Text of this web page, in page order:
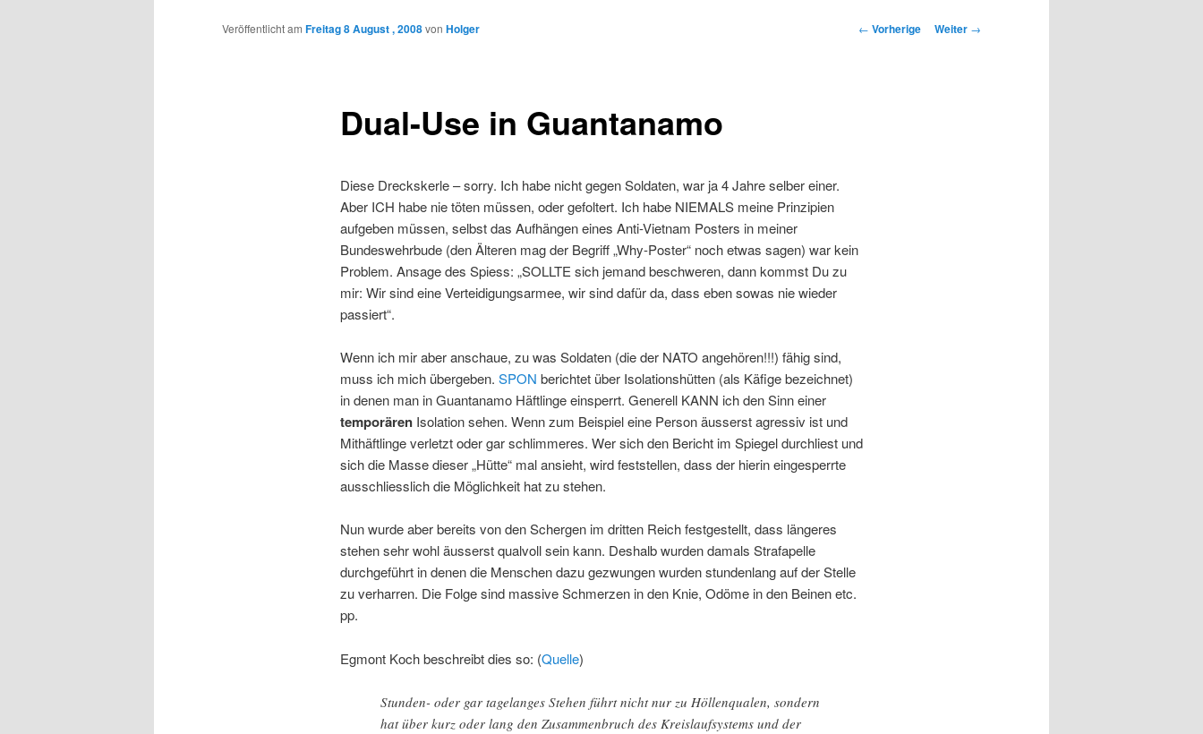
Inhalt
Beitrags-
← Vorherige Weiter →
Dual-Use in Guantanamo
Veröffentlicht am Freitag 8 August , 2008von Holger
Diese Dreckskerle – sorry. Ich habe nicht gegen Soldaten, war ja 4 Jahre selber einer.
Aber ICH habe nie töten müssen, oder gefoltert. Ich habe NIEMALS meine Prinzipien
aufgeben müssen, selbst das Aufhängen eines Anti-Vietnam Posters in meiner
Bundeswehrbude (den Älteren mag der Begriff „Why-Poster“ noch etwas sagen) war kein
Problem. Ansage des Spiess: „SOLLTE sich jemand beschweren, dann kommst Du zu
mir: Wir sind eine Verteidigungsarmee, wir sind dafür da, dass eben sowas nie wieder
passiert“.
Wenn ich mir aber anschaue, zu was Soldaten (die der NATO angehören!!!) fähig sind,
muss ich mich übergeben. SPON berichtet über Isolationshütten (als Käfige bezeichnet)
in denen man in Guantanamo Häftlinge einsperrt. Generell KANN ich den Sinn einer
temporärenIsolation sehen. Wenn zum Beispiel eine Person äusserst agressiv ist und
Mithäftlinge verletzt oder gar schlimmeres. Wer sich den Bericht im Spiegel durchliest und
sich die Masse dieser „Hütte“ mal ansieht, wird feststellen, dass der hierin eingesperrte
ausschliesslich die Möglichkeit hat zu stehen.
Nun wurde aber bereits von den Schergen im dritten Reich festgestellt, dass längeres
stehen sehr wohl äusserst qualvoll sein kann. Deshalb wurden damals Strafapelle
durchgeführt in denen die Menschen dazu gezwungen wurden stundenlang auf der Stelle
zu verharren. Die Folge sind massive Schmerzen in den Knie, Odöme in den Beinen etc.
pp.
Egmont Koch beschreibt dies so: (Quelle)
Stunden- oder gar tagelanges Stehen führt nicht nur zu Höllenqualen, sondern
hat über kurz oder lang den Zusammenbruch des Kreislaufsystems und der